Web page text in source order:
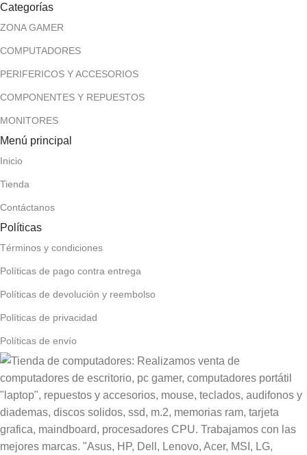
Categorías
ZONA GAMER
COMPUTADORES
PERIFERICOS Y ACCESORIOS
COMPONENTES Y REPUESTOS
MONITORES
Menú principal
Inicio
Tienda
Contáctanos
Políticas
Términos y condiciones
Políticas de pago contra entrega
Políticas de devolución y reembolso
Políticas de privacidad
Políticas de envío